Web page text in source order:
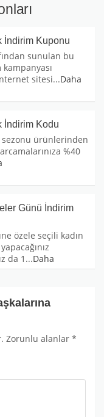
İndirim Kuponu
sunulan bu
sitesi...Daha
İndirim Kodu
sezonu ürünlerinden
%40
Günü İndirim
özele seçili kadın
da 1 ...Daha
Zorunlu alanlar *